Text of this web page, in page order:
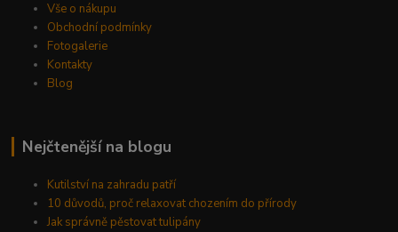
Vše o nákupu
Obchodní podmínky
Fotogalerie
Kontakty
Blog
Nejčtenější na blogu
Kutilství na zahradu patří
10 důvodů, proč relaxovat chozením do přírody
Jak správně pěstovat tulipány